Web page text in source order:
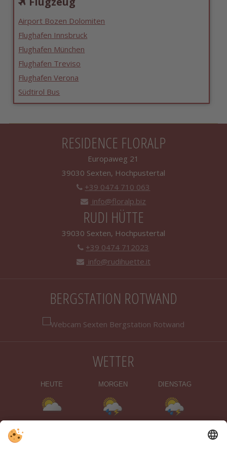
Airport Bozen Dolomiten
Flughafen Innsbruck
Flughafen München
Flughafen Treviso
Flughafen Verona
Südtirol Bus
RESIDENCE FLORALP
Europaweg 21
39030 Sexten, Hochpustertal
+39 0474 710 063
info@floralp.biz
RUDI HÜTTE
39030 Sexten, Hochpustertal
+39 0474 712023
info@rudihuette.it
BERGSTATION ROTWAND
WETTER
HEUTE MORGEN DIENSTAG
©